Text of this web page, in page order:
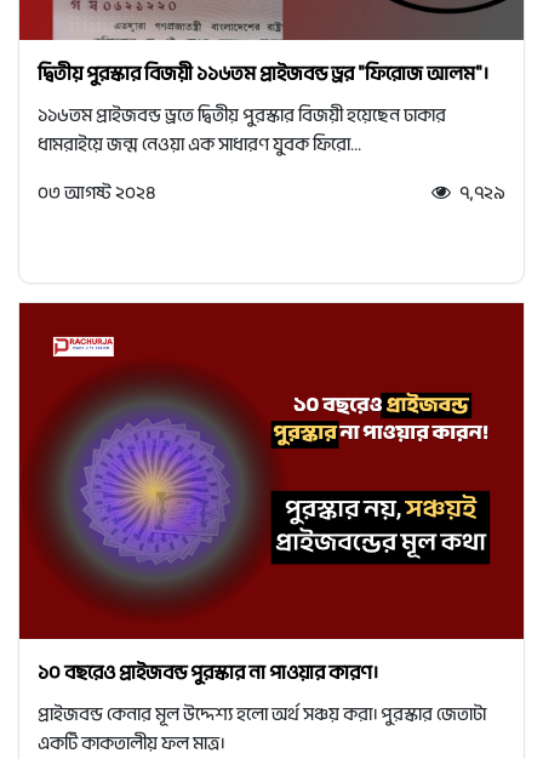
দ্বিতীয় পুরস্কার বিজয়ী ১১৬তম প্রাইজবন্ড ড্রর "ফিরোজ আলম"।
১১৬তম প্রাইজবন্ড ড্রতে দ্বিতীয় পুরস্কার বিজয়ী হয়েছেন ঢাকার
ধামরাইয়ে জন্ম নেওয়া এক সাধারণ যুবক ফিরো...
০৩ আগষ্ট ২০২৪
৭,৭২৯
১০ বছরেও প্রাইজবন্ড পুরস্কার না পাওয়ার কারণ।
প্রাইজবন্ড কেনার মূল উদ্দেশ্য হলো অর্থ সঞ্চয় করা। পুরস্কার জেতাটা
একটি কাকতালীয় ফল মাত্র।